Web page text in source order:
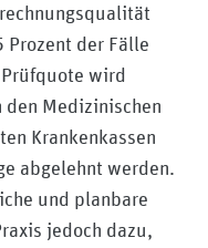
Prozent der Fälle
wird
Medizinischen
Krankenkassen
abgelehnt werden.
und planbare
jedoch dazu,